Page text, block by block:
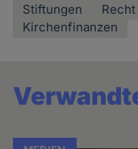
Stiftungen Recht
Kirchenfinanzen